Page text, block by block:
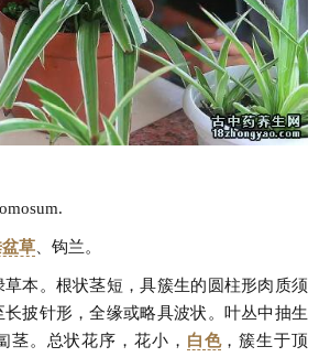
草 、钩兰。
本。根状茎短，具簇生的圆柱形肉质须
披针形，全缘或略具波状。叶丛中抽生
茎。总状花序，花小， 白色，簇生于顶